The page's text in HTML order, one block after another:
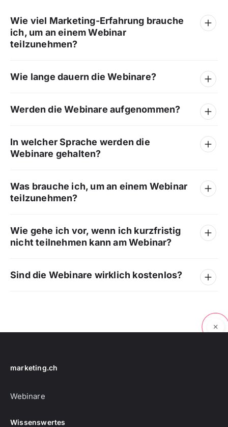
Wie viel Marketing-Erfahrung brauche
ich, um an einem Webinar
teilzunehmen?
Wie lange dauern die Webinare?
Werden die Webinare aufgenommen?
In welcher Sprache werden die
Webinare gehalten?
Was brauche ich, um an einem Webinar
teilzunehmen?
Wie gehe ich vor, wenn ich kurzfristig
nicht teilnehmen kann am Webinar?
Sind die Webinare wirklich kostenlos?
marketing.ch
Webinare
Wissenswertes